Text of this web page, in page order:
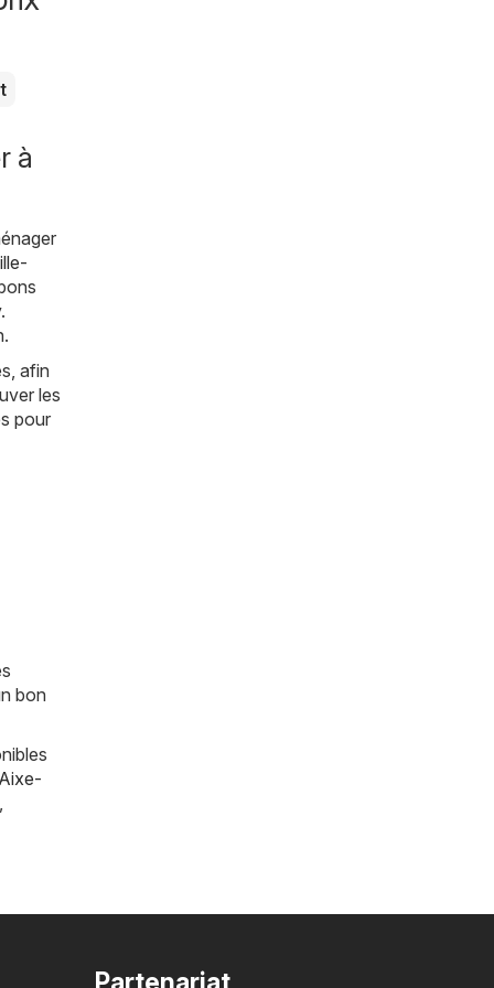
à
.
afin
les
pour
bon
Aixe-